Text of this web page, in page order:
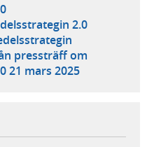
2.0
pressträff om
21 mars 2025